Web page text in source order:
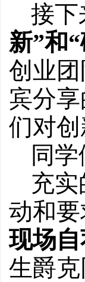
接下
新”和
创业
宾分
们对
同
充
动和
现场
生爵